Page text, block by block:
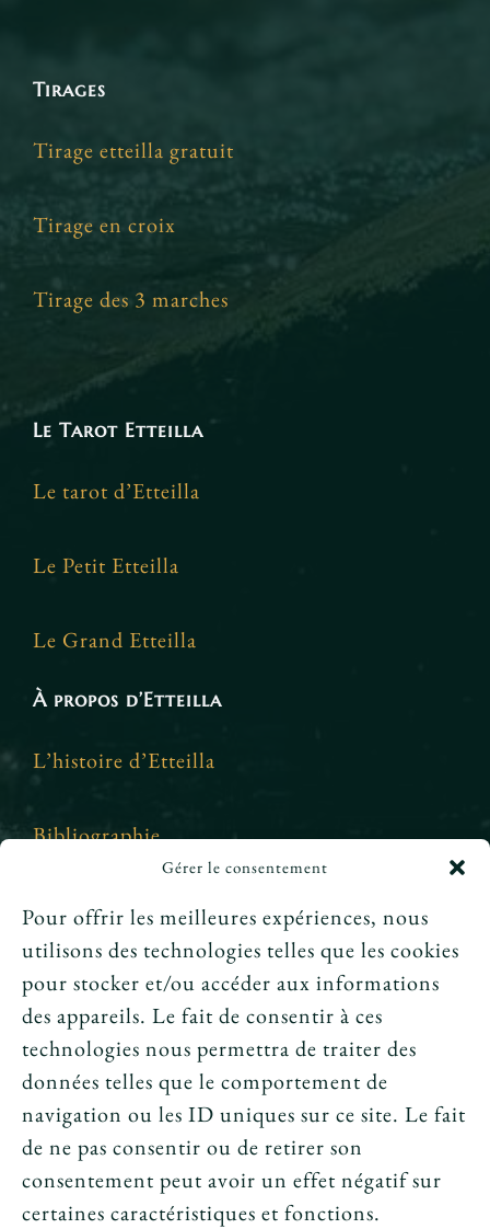
Gérer le consentement
Pour offrir les meilleures expériences, nous
utilisons des technologies telles que les cookies
pour stocker et/ou accéder aux informations
des appareils. Le fait de consentir à ces
technologies nous permettra de traiter des
données telles que le comportement de
navigation ou les ID uniques sur ce site. Le fait
de ne pas consentir ou de retirer son
consentement peut avoir un effet négatif sur
certaines caractéristiques et fonctions.
Tirages
Tirage etteilla gratuit
Tirage en croix
Tirage des 3 marches
Le Tarot Etteilla
Le tarot d’Etteilla
Le Petit Etteilla
Le Grand Etteilla
À propos d’Etteilla
L’histoire d’Etteilla
Bibliographie
Crédits et mentions légales
Le tarot peut-il annoncer une rencontre
amoureuse ?
Peut-on prouver que le tarot fonctionne ?
Le tarot avant l’ésotérisme : un simple jeu ?